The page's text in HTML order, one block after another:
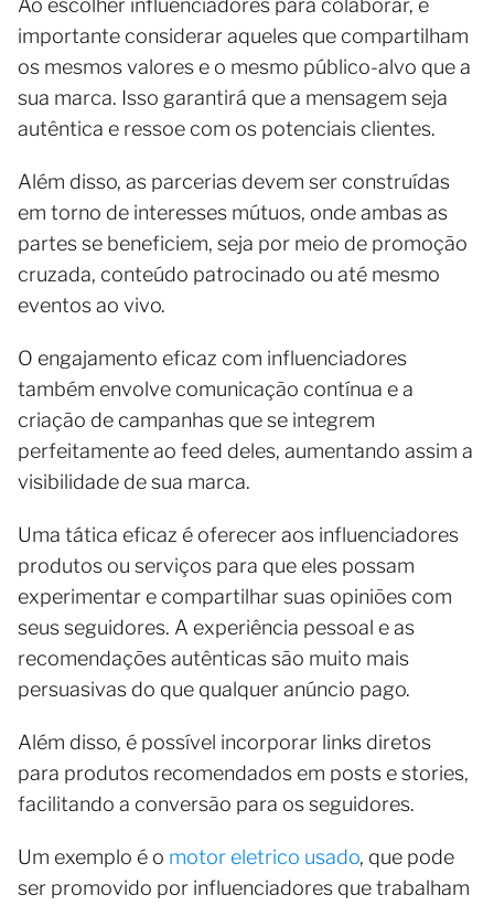
importante considerar aqueles que compartilham
os mesmos valores e o mesmo público-alvo que a
sua marca. Isso garantirá que a mensagem seja
autêntica e ressoe com os potenciais clientes.
Além disso, as parcerias devem ser construídas
em torno de interesses mútuos, onde ambas as
partes se beneficiem, seja por meio de promoção
cruzada, conteúdo patrocinado ou até mesmo
eventos ao vivo.
O engajamento eficaz com influenciadores
também envolve comunicação contínua e a
criação de campanhas que se integrem
perfeitamente ao feed deles, aumentando assim a
visibilidade de sua marca.
Uma tática eficaz é oferecer aos influenciadores
produtos ou serviços para que eles possam
experimentar e compartilhar suas opiniões com
seus seguidores. A experiência pessoal e as
recomendações autênticas são muito mais
persuasivas do que qualquer anúncio pago.
Além disso, é possível incorporar links diretos
para produtos recomendados em posts e stories,
facilitando a conversão para os seguidores.
Um exemplo é o motor eletrico usado, que pode
ser promovido por influenciadores que trabalham